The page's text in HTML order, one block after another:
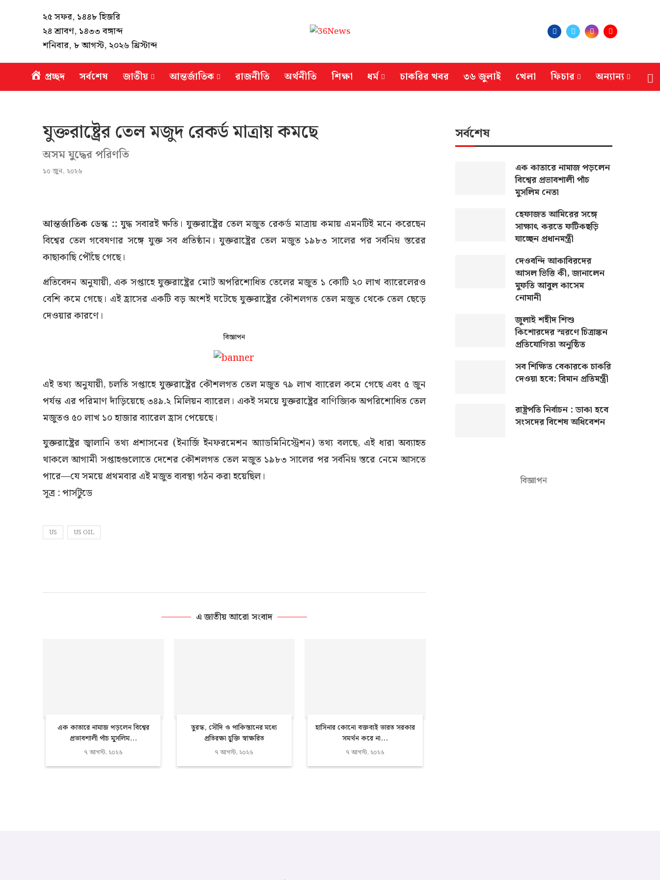
২৫ সফর, ১৪৪৮ হিজরি
২৪ শ্রাবণ, ১৪৩৩ বঙ্গাব্দ
শনিবার, ৮ আগস্ট, ২০২৬ খ্রিস্টাব্দ
প্রচ্ছদ সর্বশেষ জাতীয় আন্তর্জাতিক রাজনীতি অর্থনীতি শিক্ষা ধর্ম চাকরির খবর ৩৬ জুলাই খেলা ফিচার অন্যান্য
যুক্তরাষ্ট্রের তেল মজুদ রেকর্ড মাত্রায় কমছে
অসম যুদ্ধের পরিণতি
১০ জুন, ২০২৬
আন্তর্জাতিক ডেস্ক :: যুদ্ধ সবারই ক্ষতি। যুক্তরাষ্ট্রের তেল মজুত রেকর্ড মাত্রায় কমায় এমনটিই মনে করেছেন
বিশ্বের তেল গবেষণার সঙ্গে যুক্ত সব প্রতিষ্ঠান। যুক্তরাষ্ট্রের তেল মজুত ১৯৮৩ সালের পর সর্বনিম্ন স্তরের
কাছাকাছি পৌঁছে গেছে।
প্রতিবেদন অনুযায়ী, এক সপ্তাহে যুক্তরাষ্ট্রের মোট অপরিশোধিত তেলের মজুত ১ কোটি ২০ লাখ ব্যারেলেরও
বেশি কমে গেছে। এই হ্রাসের একটি বড় অংশই ঘটেছে যুক্তরাষ্ট্রের কৌশলগত তেল মজুত থেকে তেল ছেড়ে
দেওয়ার কারণে।
বিজ্ঞাপন
এই তথ্য অনুযায়ী, চলতি সপ্তাহে যুক্তরাষ্ট্রের কৌশলগত তেল মজুত ৭৯ লাখ ব্যারেল কমে গেছে এবং ৫ জুন
পর্যন্ত এর পরিমাণ দাঁড়িয়েছে ৩৪৯.২ মিলিয়ন ব্যারেল। একই সময়ে যুক্তরাষ্ট্রের বাণিজ্যিক অপরিশোধিত তেল
মজুতও ৫০ লাখ ১০ হাজার ব্যারেল হ্রাস পেয়েছে।
যুক্তরাষ্ট্রের জ্বালানি তথ্য প্রশাসনের (ইনার্জি ইনফরমেশন অ্যাডমিনিস্ট্রেশন) তথ্য বলছে, এই ধারা অব্যাহত
থাকলে আগামী সপ্তাহগুলোতে দেশের কৌশলগত তেল মজুত ১৯৮৩ সালের পর সর্বনিম্ন স্তরে নেমে আসতে
পারে—যে সময়ে প্রথমবার এই মজুত ব্যবস্থা গঠন করা হয়েছিল।
সূত্র : পার্সটুডে
US US OIL
এ জাতীয় আরো সংবাদ
এক কাতারে নামাজ পড়লেন বিশ্বের
প্রভাবশালী পাঁচ মুসলিম...
৭ আগস্ট, ২০২৬
তুরস্ক, সৌদি ও পাকিস্তানের মধ্যে
প্রতিরক্ষা চুক্তি স্বাক্ষরিত
৭ আগস্ট, ২০২৬
হাসিনার কোনো বক্তব্যই ভারত সরকার
সমর্থন করে না...
৭ আগস্ট, ২০২৬
সর্বশেষ
এক কাতারে নামাজ পড়লেন
বিশ্বের প্রভাবশালী পাঁচ
মুসলিম নেতা
হেফাজত আমিরের সঙ্গে
সাক্ষাৎ করতে ফটিকছড়ি
যাচ্ছেন প্রধানমন্ত্রী
দেওবন্দি আকাবিরদের
আসল ভিত্তি কী, জানালেন
মুফতি আবুল কাসেম
নোমানী
জুলাই শহীদ শিশু
কিশোরদের স্মরণে চিত্রাঙ্কন
প্রতিযোগিতা অনুষ্ঠিত
সব শিক্ষিত বেকারকে চাকরি
দেওয়া হবে: বিমান প্রতিমন্ত্রী
রাষ্ট্রপতি নির্বাচন : ডাকা হবে
সংসদের বিশেষ অধিবেশন
বিজ্ঞাপন